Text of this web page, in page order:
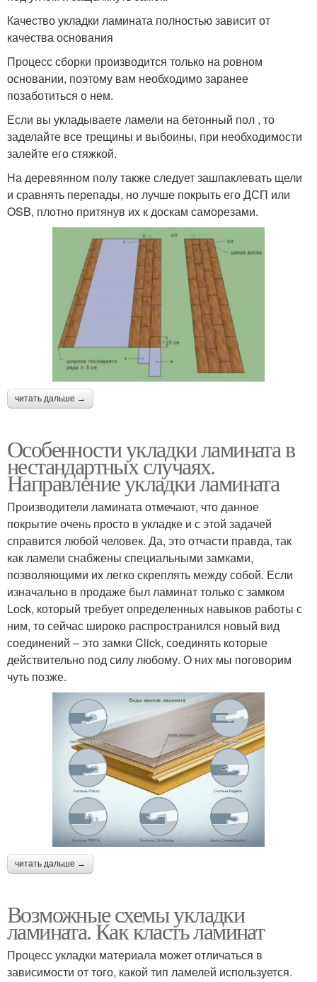
Качество укладки ламината полностью зависит от
качества основания
Процесс сборки производится только на ровном
основании, поэтому вам необходимо заранее
позаботиться о нем.
Если вы укладываете ламели на бетонный пол , то
заделайте все трещины и выбоины, при необходимости
залейте его стяжкой.
На деревянном полу также следует зашпаклевать щели
и сравнять перепады, но лучше покрыть его ДСП или
OSB, плотно притянув их к доскам саморезами.
читать дальше →
Особенности укладки ламината в
нестандартных случаях.
Направление укладки ламината
Производители ламината отмечают, что данное
покрытие очень просто в укладке и с этой задачей
справится любой человек. Да, это отчасти правда, так
как ламели снабжены специальными замками,
позволяющими их легко скреплять между собой. Если
изначально в продаже был ламинат только с замком
Lock, который требует определенных навыков работы с
ним, то сейчас широко распространился новый вид
соединений – это замки Click, соединять которые
действительно под силу любому. О них мы поговорим
чуть позже.
читать дальше →
Возможные схемы укладки
ламината. Как класть ламинат
Процесс укладки материала может отличаться в
зависимости от того, какой тип ламелей используется.